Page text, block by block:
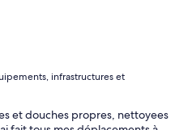
infrastructures et
et douches propres, nettoyees